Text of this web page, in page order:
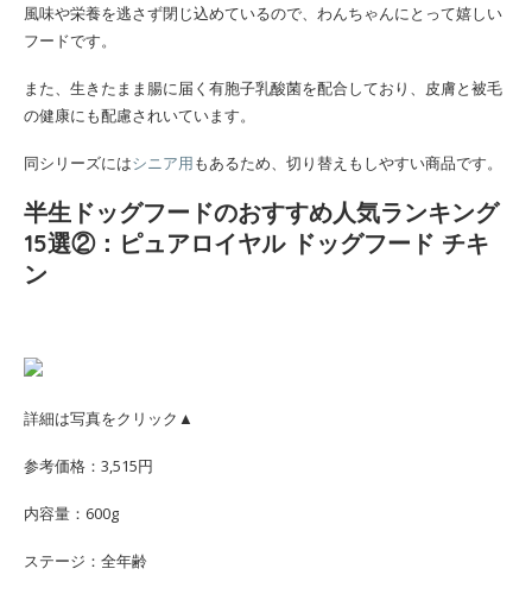
風味や栄養を逃さず閉じ込めているので、わんちゃんにとって嬉しい
フードです。
また、生きたまま腸に届く有胞子乳酸菌を配合しており、皮膚と被毛
の健康にも配慮されいています。
同シリーズにはシニア用もあるため、切り替えもしやすい商品です。
半生ドッグフードのおすすめ人気ランキング
15選②：ピュアロイヤル ドッグフード チキ
ン
詳細は写真をクリック▲
参考価格：3,515円
内容量：600g
ステージ：全年齢